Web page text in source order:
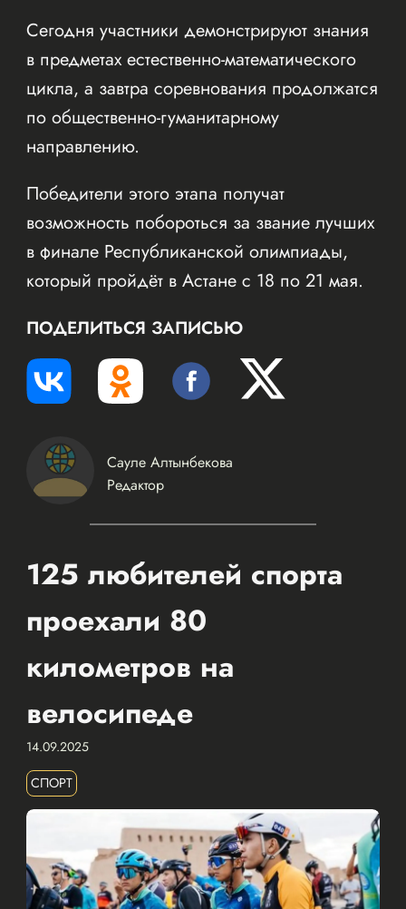
Сегодня участники демонстрируют знания
в предметах естественно-математического
цикла, а завтра соревнования продолжатся
по общественно-гуманитарному
направлению.
Победители этого этапа получат
возможность побороться за звание лучших
в финале Республиканской олимпиады,
который пройдёт в Астане с 18 по 21 мая.
ПОДЕЛИТЬСЯ ЗАПИСЬЮ
Сауле Алтынбекова
Редактор
125 любителей спорта
проехали 80
километров на
велосипеде
14.09.2025
СПОРТ